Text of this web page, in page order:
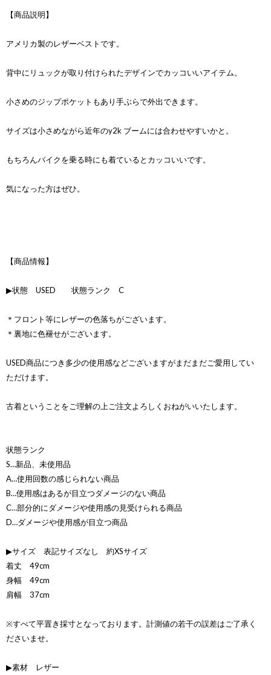
【商品説明】
アメリカ製のレザーベストです。
背中にリュックが取り付けられたデザインでカッコいいアイテム。
小さめのジップポケットもあり手ぶらで外出できます。
サイズは小さめながら近年のy2k ブームには合わせやすいかと。
もちろんバイクを乗る時にも着ているとカッコいいです。
気になった方はぜひ。
【商品情報】
▶状態 USED 状態ランク C
＊フロント等にレザーの色落ちがございます。
＊裏地に色褪せがございます。
USED商品につき多少の使用感などございますがまだまだご愛用してい
ただけます。
古着ということをご理解の上ご注文よろしくおねがいいたします。
状態ランク
S…新品、未使用品
A…使用回数の感じられない商品
B…使用感はあるが目立つダメージのない商品
C…部分的にダメージや使用感の見受けられる商品
D…ダメージや使用感が目立つ商品
▶サイズ 表記サイズなし 約XSサイズ
着丈 49cm
身幅 49cm
肩幅 37cm
※すべて平置き採寸となっております。計測値の若干の誤差はご了承く
ださいませ。
▶素材 レザー